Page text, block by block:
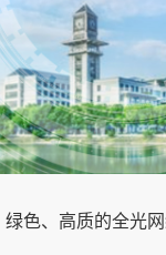
色、高质的全光网